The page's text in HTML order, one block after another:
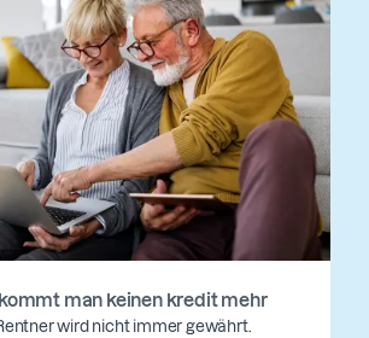
man keinen kredit mehr
wird nicht immer gewährt.